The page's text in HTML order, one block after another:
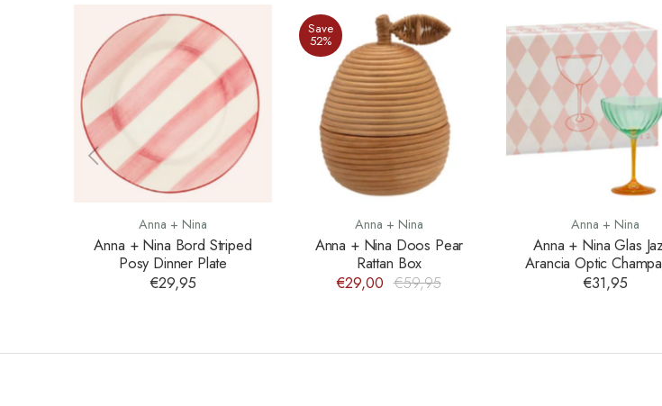
Anna + Nina
Anna + Nina Bord Striped
Posy Dinner Plate
€29,95
Save
52%
Anna + Nina
Anna + Nina Doos Pear
Rattan Box
€29,00 €59,95
Anna + Nina
Anna + Nina Glas
Arancia Optic
Glass Set of 2
€31,95